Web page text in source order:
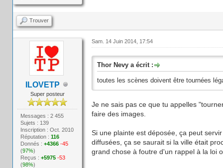
Trouver
ILOVETP
Super posteur
Messages : 2 455
Sujets : 139
Inscription : Oct. 2010
Réputation :116
Donnés :+4366 -45
(97%)
Reçus :+5975 -53
(98%)
Sam. 14 Juin 2014, 17:54
Thor Nevy a écrit :
toutes les scènes doivent être tournées
Je ne sais pas ce que tu appelles
faire des images.
Si une plainte est déposée, ça peut
diffusées, ça se saurait si la ville était
grand chose à foutre d'un rappel à la loi